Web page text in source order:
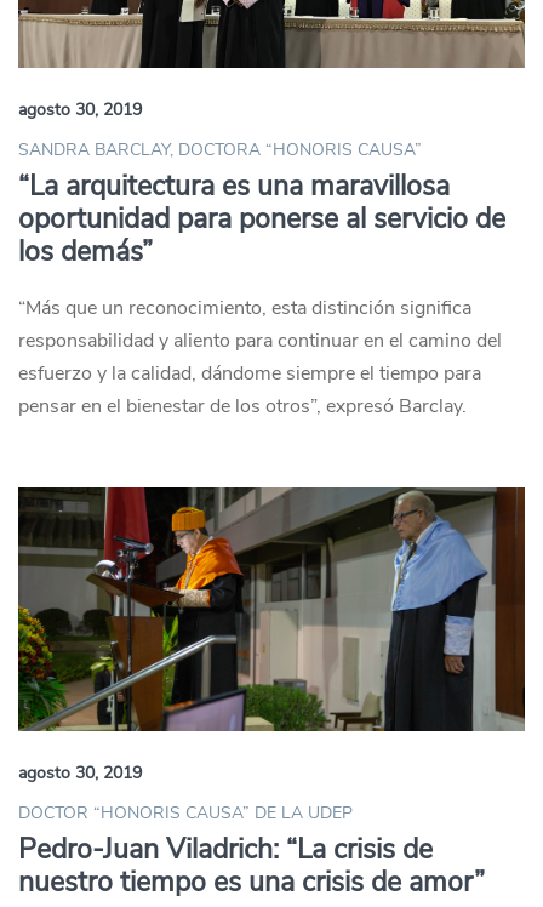
agosto 30, 2019
SANDRA BARCLAY, DOCTORA “HONORIS CAUSA”
“La arquitectura es una maravillosa
oportunidad para ponerse al servicio de
los demás”
“Más que un reconocimiento, esta distinción significa
responsabilidad y aliento para continuar en el camino del
esfuerzo y la calidad, dándome siempre el tiempo para
pensar en el bienestar de los otros”, expresó Barclay.
agosto 30, 2019
DOCTOR “HONORIS CAUSA” DE LA UDEP
Pedro-Juan Viladrich: “La crisis de
nuestro tiempo es una crisis de amor”